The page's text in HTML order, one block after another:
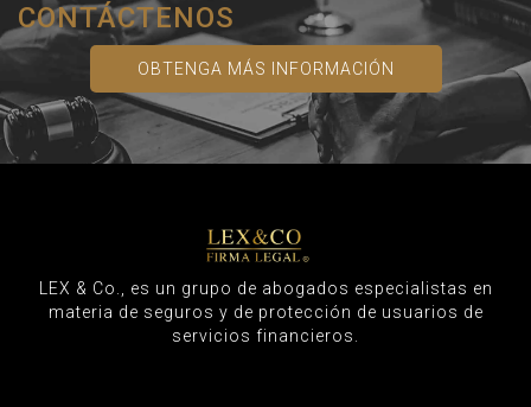
CONTÁCTENOS
OBTENGA MÁS INFORMACIÓN
LEX & Co., es un grupo de abogados especialistas en
materia de seguros y de protección de usuarios de
servicios financieros.